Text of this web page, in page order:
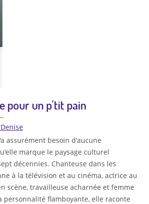
pour un p'tit pain
assurément besoin d'aucune
marque le paysage culturel
décennies. Chanteuse dans les
à la télévision et au cinéma, actrice au
scène, travailleuse acharnée et femme
personnalité flamboyante, elle raconte